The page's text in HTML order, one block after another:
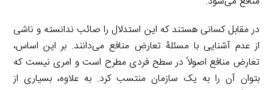
در مقابل کسانی هستند که این استدلال را صائب ندانسته و ناشی
از عدم آشنایی با مسئلۀ تعارض منافع می‌دانند. بر این اساس،
تعارض منافع اصولاً در سطح فردی مطرح است و امری نیست که
بتوان آن را به یک سازمان منتسب کرد. به علاوه، بسیاری از